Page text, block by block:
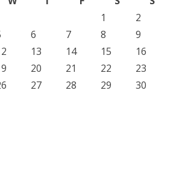
1
2
6 7 8
9
13 14 15
16
20 21 22
23
27 28 29
30